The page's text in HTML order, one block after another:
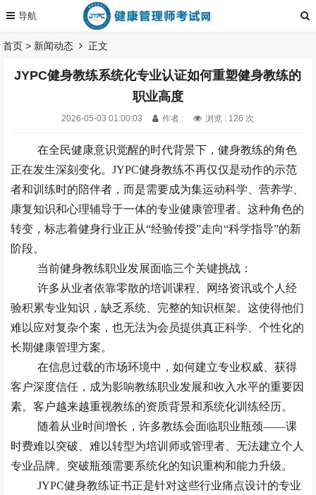
首页 > 新闻动态 正文
JYPC健身教练系统化专业认证如何重塑健身教练的
职业高度
2026-05-03 01:00:03 作者 : 浏览 : 126 次
在全民健康意识觉醒的时代背景下，健身教练的角色
正在发生深刻变化。JYPC健身教练不再仅仅是动作的示范
者和训练时的陪伴者，而是需要成为集运动科学、营养学、
康复知识和心理辅导于一体的专业健康管理者。这种角色的
转变，标志着健身行业正从“经验传授”走向“科学指导”的新
阶段。
当前健身教练职业发展面临三个关键挑战：
许多从业者依靠零散的培训课程、网络资讯或个人经
验积累专业知识，缺乏系统、完整的知识框架。这使得他们
难以应对复杂个案，也无法为会员提供真正科学、个性化的
长期健康管理方案。
在信息过载的市场环境中，如何建立专业权威、获得
客户深度信任，成为影响教练职业发展和收入水平的重要因
素。客户越来越重视教练的资质背景和系统化训练经历。
随着从业时间增长，许多教练会面临职业瓶颈——课
时费难以突破、难以转型为培训师或管理者、无法建立个人
专业品牌。突破瓶颈需要系统化的知识重构和能力升级。
JYPC健身教练证书正是针对这些行业痛点设计的专业